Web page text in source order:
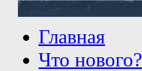
Главная
Что нового?